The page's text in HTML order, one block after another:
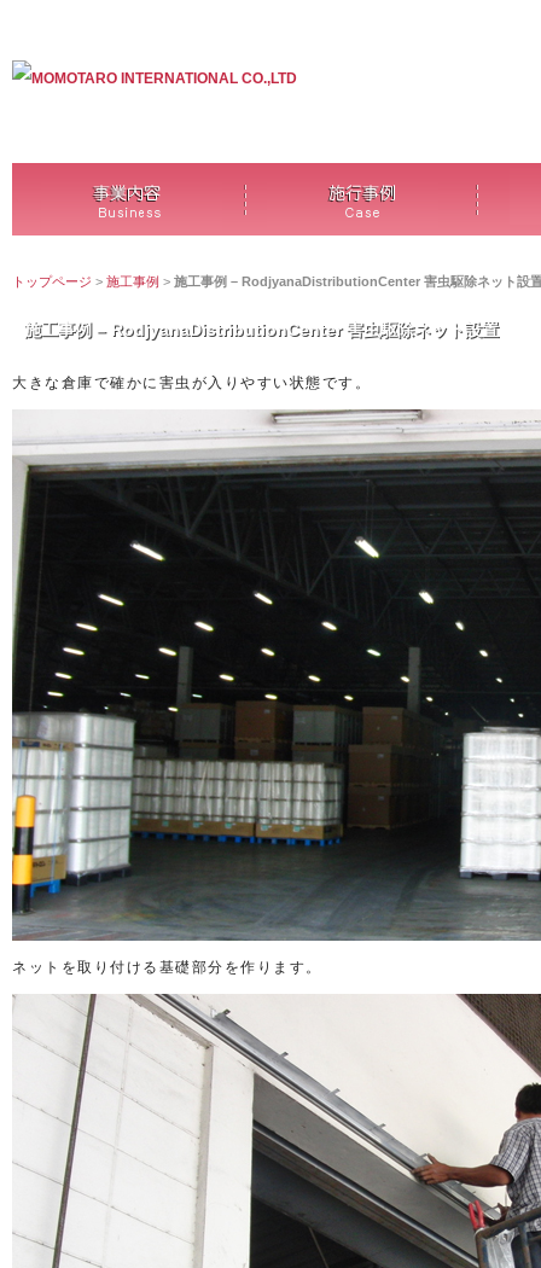
トップページ > 施工事例 > 施工事例 – RodjyanaDistributionCenter 害虫駆除ネット設
施工事例 – RodjyanaDistributionCenter 害虫駆除ネット設置
大きな倉庫で確かに害虫が入りやすい状態です。
ネットを取り付ける基礎部分を作ります。